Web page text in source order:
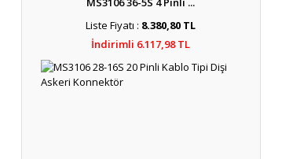
Liste Fiyatı : 8.380,80 TL
İndirimli 6.117,98 TL